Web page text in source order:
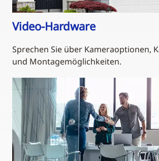
Video-Hardware
Sprechen Sie über Kameraoptionen,
und Montagemöglichkeiten.